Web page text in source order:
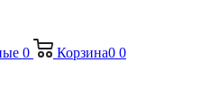
0 Корзина0 0